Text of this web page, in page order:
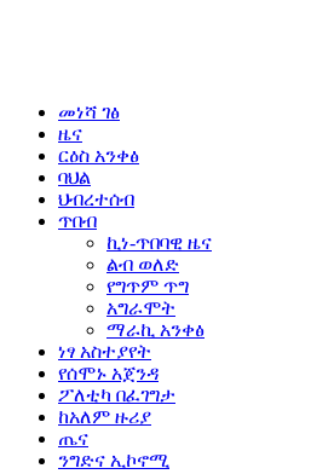
መነሻ ገፅ
ዜና
ርዕስ አንቀፅ
ባህል
ህብረተሰብ
ጥበብ
ኪነ-ጥበባዊ ዜና
ልብ ወለድ
የግጥም ጥግ
አግራሞት
ማራኪ አንቀፅ
ነፃ አስተያየት
የሰሞኑ አጀንዳ
ፖለቲካ በፈገግታ
ከአለም ዙሪያ
ጤና
ንግድና ኢኮኖሚ